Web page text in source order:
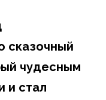
сказочный
чудесным
и стал